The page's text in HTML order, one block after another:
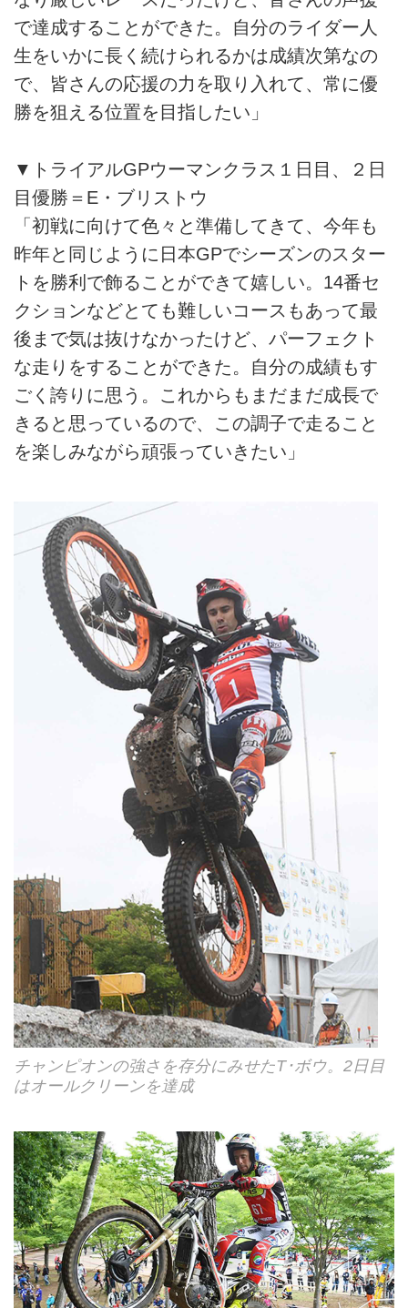
で達成することができた。自分のライダー人
生をいかに長く続けられるかは成績次第なの
で、皆さんの応援の力を取り入れて、常に優
勝を狙える位置を目指したい」
▼トライアルGPウーマンクラス１日目、２日
目優勝＝E・ブリストウ
「初戦に向けて色々と準備してきて、今年も
昨年と同じように日本GPでシーズンのスター
トを勝利で飾ることができて嬉しい。14番セ
クションなどとても難しいコースもあって最
後まで気は抜けなかったけど、パーフェクト
な走りをすることができた。自分の成績もす
ごく誇りに思う。これからもまだまだ成長で
きると思っているので、この調子で走ること
を楽しみながら頑張っていきたい」
チャンピオンの強さを存分にみせたT･ボウ。2日目
はオールクリーンを達成